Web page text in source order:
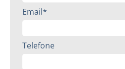
Email*
Telefone